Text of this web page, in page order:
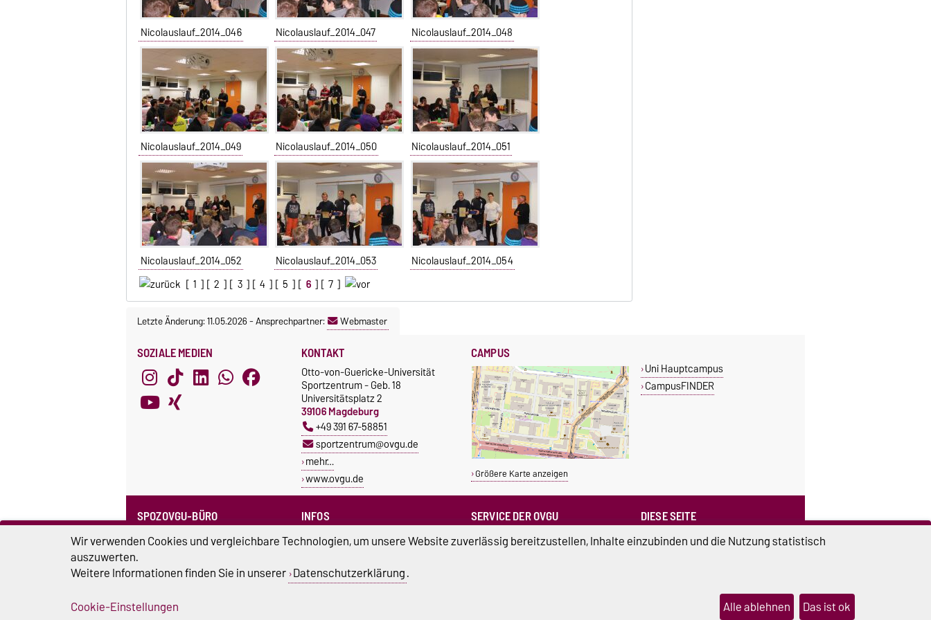
Nicolauslauf_2014_046 Nicolauslauf_2014_047 Nicolauslauf_2014_048
Nicolauslauf_2014_049 Nicolauslauf_2014_050 Nicolauslauf_2014_051
Nicolauslauf_2014_052 Nicolauslauf_2014_053
Nicolauslauf_2014_054
[ 1 ] [ 2 ] [ 3 ] [ 4 ] [ 5 ] [ 6 ] [ 7 ]
Letzte Änderung: 11.05.2026-Ansprechpartner: Webmaster
SOZIALE MEDIEN KONTAKT
Otto-von-Guericke-Universität
Sportzentrum - Geb. 18
Universitätsplatz 2
39106 Magdeburg
+49 391 67-58851
sportzentrum@ovgu.de
mehr…
www.ovgu.de
CAMPUS
Größere Karte anzeigen
Uni Hauptcampus
CampusFINDER
SPOZOVGU-BÜRO
Sprechzeiten
INFOS
Campus Service Center
Studentenwerk
Studierendenrat
Sportreferent der Uni
SERVICE DER OVGU
Infopoint & Fundbüro
+49 391 67-54444
DIESE SEITE
Vorlesen
Wir verwenden Cookies und vergleichbare Technologien, um unsere Website zuverlässig bereitzustellen, Inhalte einzubinden und die Nutzung statistisch
auszuwerten.
Weitere Informationen finden Sie in unserer Datenschutzerklärung.
Cookie-Einstellungen
Alle ablehnen Das ist ok